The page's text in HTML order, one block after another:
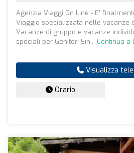
Agenzia Viaggi On Line - E'
Viaggio specializzata nelle vacanze
Vacanze di gruppo e vacanze
speciali per Genitori Sin... Continua a
Visualizza
Orario